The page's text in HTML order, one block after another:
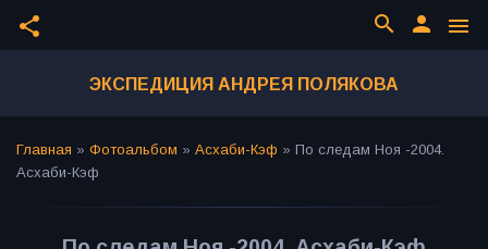
share menu
person
search
ЭКСПЕДИЦИЯ АНДРЕЯ ПОЛЯКОВА
Главная » Фотоальбом » Асхаби-Кэф » По следам Ноя -2004.
Асхаби-Кэф